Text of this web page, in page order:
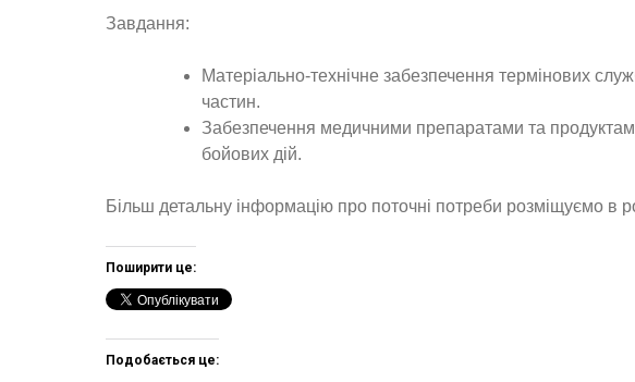
Завдання:
Матеріально-технічне забезпечення термінових
частин.
Забезпечення медичними препаратами та
бойових дій.
Більш детальну інформацію про поточні потреби розміщуємо в
Поширити це:
Подобається це: